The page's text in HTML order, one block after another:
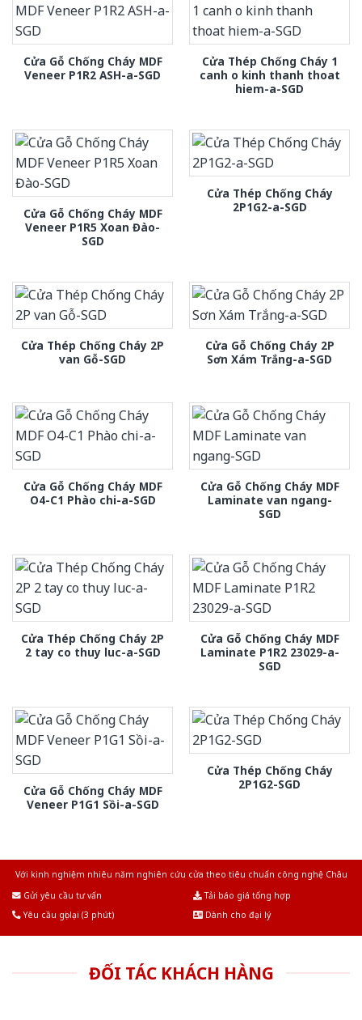
Cửa Gỗ Chống Cháy MDF
Veneer P1R2 ASH-a-SGD
Cửa Thép Chống Cháy 1
canh o kinh thanh thoat
hiem-a-SGD
Cửa Gỗ Chống Cháy MDF
Veneer P1R5 Xoan Đào-
SGD
Cửa Thép Chống Cháy
2P1G2-a-SGD
Cửa Thép Chống Cháy 2P
van Gỗ-SGD
Cửa Gỗ Chống Cháy 2P
Sơn Xám Trắng-a-SGD
Cửa Gỗ Chống Cháy MDF
O4-C1 Phào chi-a-SGD
Cửa Gỗ Chống Cháy MDF
Laminate van ngang-
SGD
Cửa Thép Chống Cháy 2P
2 tay co thuy luc-a-SGD
Cửa Gỗ Chống Cháy MDF
Laminate P1R2 23029-a-
SGD
Cửa Gỗ Chống Cháy MDF
Veneer P1G1 Sồi-a-SGD
Cửa Thép Chống Cháy
2P1G2-SGD
Với kinh nghiệm nhiêu năm nghiên cứu cửa theo tiêu chuẩn công nghệ Châu
Gửi yêu cầu tư vấn
Tải báo giá tổng hợp
Yêu cầu gọi lại (3 phút)
Dành cho đại lý
ĐỐI TÁC KHÁCH HÀNG